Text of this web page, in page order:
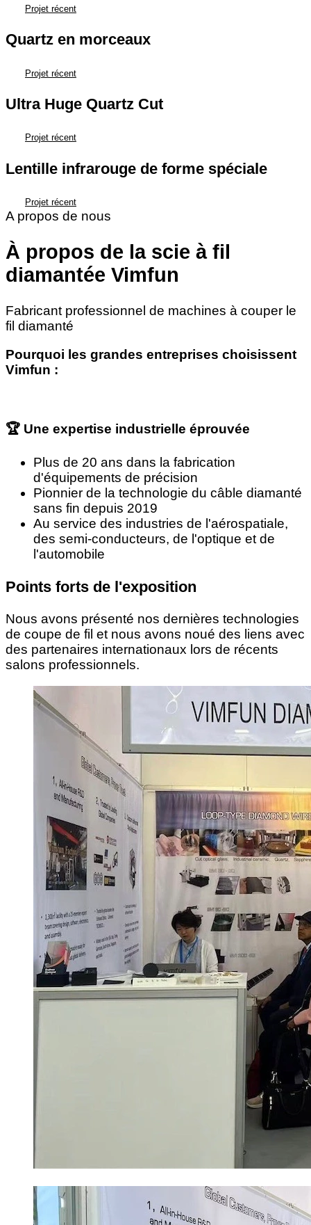
Projet récent
Quartz en morceaux
Projet récent
Ultra Huge Quartz Cut
Projet récent
Lentille infrarouge de forme spéciale
Projet récent
A propos de nous
À propos de la scie à fil
diamantée Vimfun
Fabricant professionnel de machines à couper le
fil diamanté
Pourquoi les grandes entreprises choisissent
Vimfun :
🏆 Une expertise industrielle éprouvée
Plus de 20 ans dans la fabrication
d'équipements de précision
Pionnier de la technologie du câble diamanté
sans fin depuis 2019
Au service des industries de l'aérospatiale,
des semi-conducteurs, de l'optique et de
l'automobile
Points forts de l'exposition
Nous avons présenté nos dernières technologies
de coupe de fil et nous avons noué des liens avec
des partenaires internationaux lors de récents
salons professionnels.